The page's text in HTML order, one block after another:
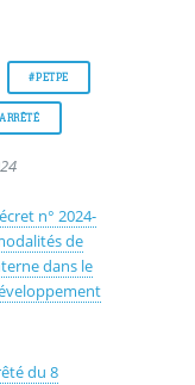
#PETPE
n° 2024-
de
dans le
du 8